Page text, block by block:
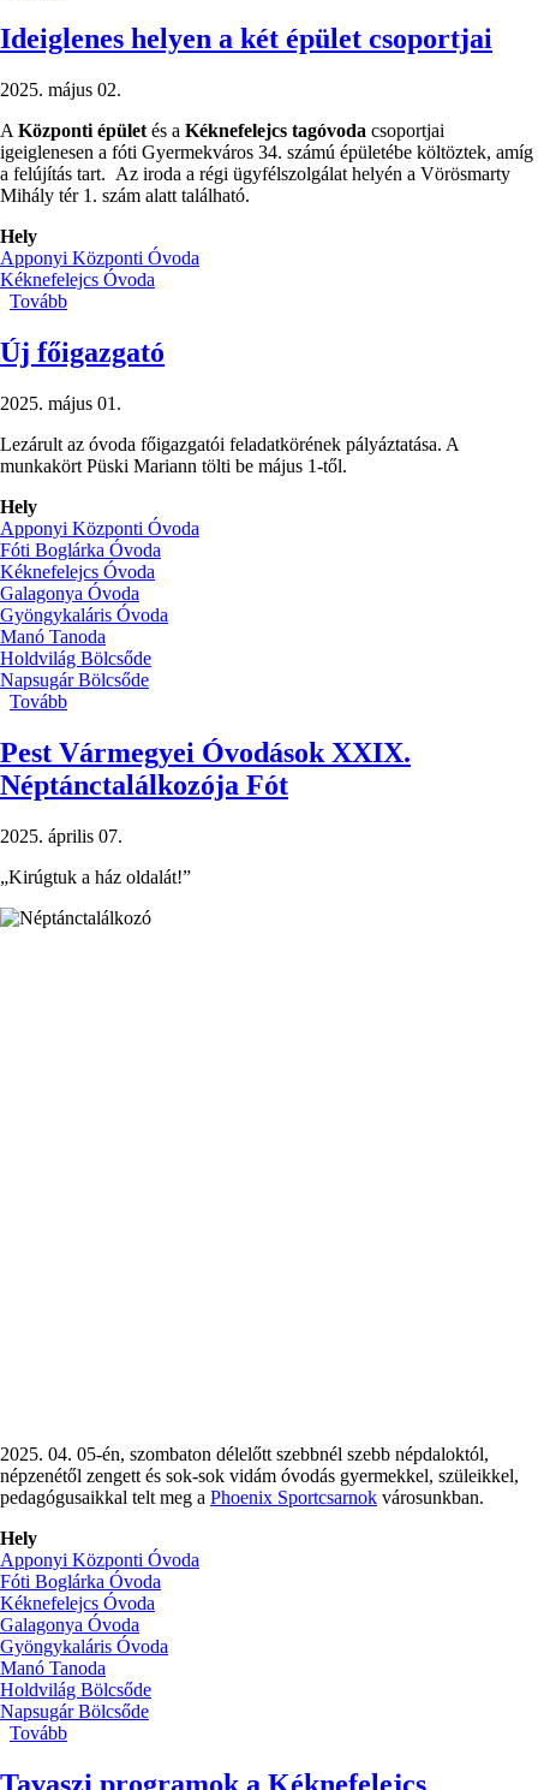
MINICSOPORTOK
MŰKÖDÉSÉRŐL
A
BÖLCSŐDEI-
ÓVODAI
FELVÉTELI
FELTÉTELEKRŐL)
Ideiglenes helyen a két épület csoportjai
2025. május 02.
A Központi épület és a Kéknefelejcs tagóvoda csoportjai
igeiglenesen a fóti Gyermekváros 34. számú épületébe költöztek, amíg
a felújítás tart. Az iroda a régi ügyfélszolgálat helyén a Vörösmarty
Mihály tér 1. szám alatt található.
Hely
Apponyi Központi Óvoda
Kéknefelejcs Óvoda
Tovább
a
két
csoportjai)
Új főigazgató
2025. május 01.
Lezárult az óvoda főigazgatói feladatkörének pályáztatása. A
munkakört Püski Mariann tölti be május 1-től.
Hely
Apponyi Központi Óvoda
Fóti Boglárka Óvoda
Kéknefelejcs Óvoda
Galagonya Óvoda
Gyöngykaláris Óvoda
Manó Tanoda
Holdvilág Bölcsőde
Napsugár Bölcsőde
Tovább
Pest Vármegyei Óvodások XXIX.
Néptánctalálkozója Fót
2025. április 07.
„Kirúgtuk a ház oldalát!”
2025. 04. 05-én, szombaton délelőtt szebbnél szebb népdaloktól,
népzenétől zengett és sok-sok vidám óvodás gyermekkel, szüleikkel,
pedagógusaikkal telt meg a Phoenix Sportcsarnok városunkban.
Hely
Apponyi Központi Óvoda
Fóti Boglárka Óvoda
Kéknefelejcs Óvoda
Galagonya Óvoda
Gyöngykaláris Óvoda
Manó Tanoda
Holdvilág Bölcsőde
Napsugár Bölcsőde
Tovább
Óvodások